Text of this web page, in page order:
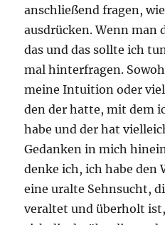
anschließend fragen,
ausdrücken. Wenn man
das und das sollte ich
mal hinterfragen.
meine Intuition oder
den der hatte, mit dem
habe und der hat
Gedanken in mich
denke ich, ich habe den
eine uralte Sehnsucht,
veraltet und überholt